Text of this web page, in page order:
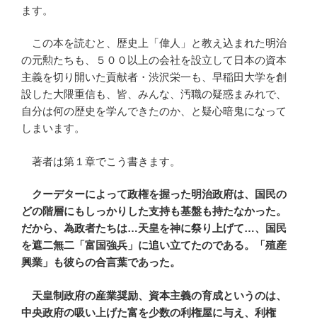
ます。
この本を読むと、歴史上「偉人」と教え込まれた明治
の元勲たちも、５００以上の会社を設立して日本の資本
主義を切り開いた貢献者・渋沢栄一も、早稲田大学を創
設した大隈重信も、皆、みんな、汚職の疑惑まみれで、
自分は何の歴史を学んできたのか、と疑心暗鬼になって
しまいます。
著者は第１章でこう書きます。
クーデターによって政権を握った明治政府は、国民の
どの階層にもしっかりした支持も基盤も持たなかった。
だから、為政者たちは…天皇を神に祭り上げて…、国民
を遮二無二「富国強兵」に追い立てたのである。「殖産
興業」も彼らの合言葉であった。
天皇制政府の産業奨励、資本主義の育成というのは、
中央政府の吸い上げた富を少数の利権屋に与え、利権